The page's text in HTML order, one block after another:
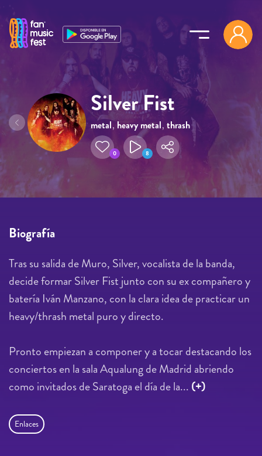
Silver Fist
metal, heavy metal, thrash
metal
0 8
Biografía
Tras su salida de Muro, Silver, vocalista de la banda,
decide formar Silver Fist junto con su ex compañero y
batería Iván Manzano, con la clara idea de practicar un
heavy/thrash metal puro y directo.
Pronto empiezan a componer y a tocar destacando los
conciertos en la sala Aqualung de Madrid abriendo
como invitados de Saratoga el día de la... (+)
Enlaces